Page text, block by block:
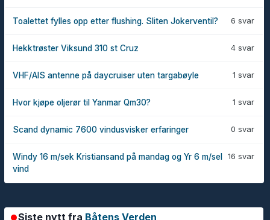
6 svar
Toalettet fylles opp etter flushing. Sliten Jokerventil?
4 svar
Hekktrøster Viksund 310 st Cruz
1 svar
VHF/AIS antenne på daycruiser uten targabøyle
1 svar
Hvor kjøpe oljerør til Yanmar Qm30?
0 svar
Scand dynamic 7600 vindusvisker erfaringer
16 svar
Windy 16 m/sek Kristiansand på mandag og Yr 6 m/sel
vind
Siste nytt fra Båtens Verden